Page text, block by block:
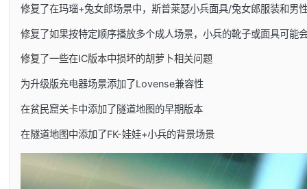
修复了在玛瑙+兔女郎场景中，斯普莱瑟小兵面具/兔女郎服装和男
修复了如果按特定顺序播放多个成人场景，小兵的靴子或面具可能
修复了一些在IC版本中损坏的胡萝卜相关问题
为升级版充电器场景添加了Lovense兼容性
在贫民窟关卡中添加了隧道地图的早期版本
在隧道地图中添加了FK-娃娃+小兵的背景场景